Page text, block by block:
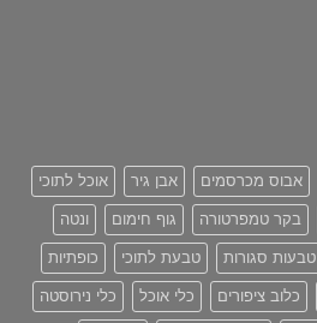
אבוס מכרסמים אבן גיר אוכל לתוכי
בקר טמפרטורה גוף חימום ונטה
טבעות סגורות טבעת לתוכי כופתיות
כלוב ציפורים כלי אוכל כלי נירוסטה